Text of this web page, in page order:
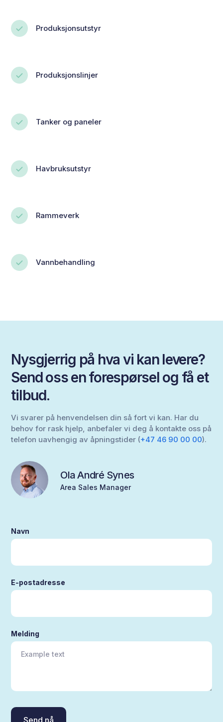
Produksjonsutstyr
Produksjonslinjer
Tanker og paneler
Havbruksutstyr
Rammeverk
Vannbehandling
Nysgjerrig på hva vi kan levere?
Send oss en forespørsel og få et
tilbud.
Vi svarer på henvendelsen din så fort vi kan. Har du
behov for rask hjelp, anbefaler vi deg å kontakte oss på
telefon uavhengig av åpningstider (+47 46 90 00 00).
Ola André Synes
Area Sales Manager
Navn
E-postadresse
Melding